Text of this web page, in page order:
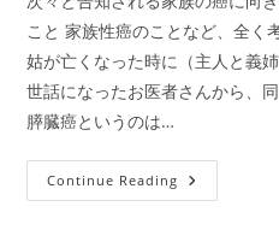
こと 家族性癌のことなど、全く
姑が亡くなった時に（主人と義
世話になったお医者さんから、
膵臓癌というのは…
Continue Reading 国
内